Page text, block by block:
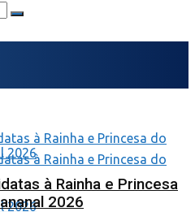
à Rainha e Princesa
2026